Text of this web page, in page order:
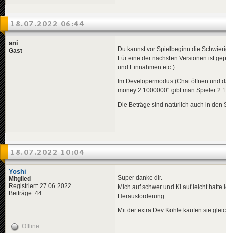
18.07.2022 06:44
ani
Gast
Du kannst vor Spielbeginn die
Für eine der nächsten Versionen ist
und Einnahmen etc.).
Im Developermodus (Chat öffnen und
money 2 1000000" gibt man Spieler 2
Die Beträge sind natürlich auch in den
18.07.2022 10:04
Yoshi
Mitglied
Registriert: 27.06.2022
Beiträge: 44
Super danke dir.
Mich auf schwer und KI auf leicht
Herausforderung.
Mit der extra Dev Kohle kaufen sie
Offline